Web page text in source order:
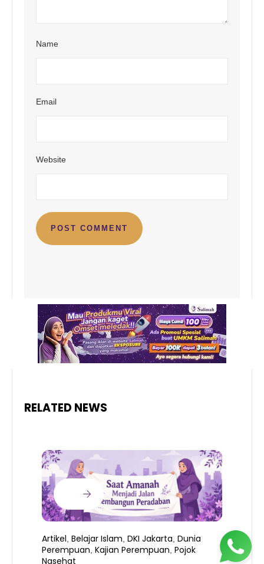
Name
Email
Website
RELATED NEWS
Artikel Belajar Islam DKI Jakarta Dunia
Perempuan Kajian Perempuan Pojok
Nasehat